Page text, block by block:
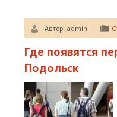
Автор: admin
Где появятся
Подольск